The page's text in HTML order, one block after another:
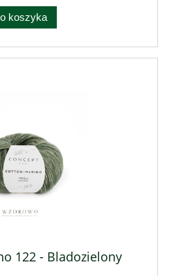
koszyka
122 - Bladozielony